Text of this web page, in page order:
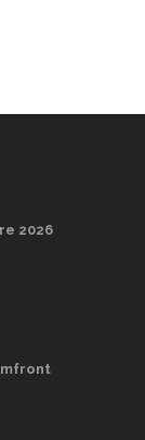
2026